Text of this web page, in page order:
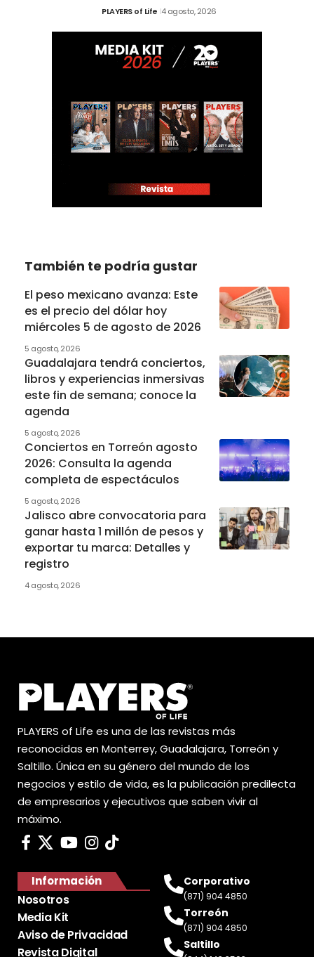
PLAYERS of Life 4 agosto, 2026
También te podría gustar
El peso mexicano avanza: Este
es el precio del dólar hoy
miércoles 5 de agosto de 2026
5 agosto, 2026
Guadalajara tendrá conciertos,
libros y experiencias inmersivas
este fin de semana; conoce la
agenda
5 agosto, 2026
Conciertos en Torreón agosto
2026: Consulta la agenda
completa de espectáculos
5 agosto, 2026
Jalisco abre convocatoria para
ganar hasta 1 millón de pesos y
exportar tu marca: Detalles y
registro
4 agosto, 2026
PLAYERS of Life es una de las revistas más
reconocidas en Monterrey, Guadalajara, Torreón y
Saltillo. Única en su género del mundo de los
negocios y estilo de vida, es la publicación predilecta
de empresarios y ejecutivos que saben vivir al
máximo.
Información
Nosotros
Media Kit
Aviso de Privacidad
Revista Digital
Corporativo
(871) 904 4850
Torreón
(871) 904 4850
Saltillo